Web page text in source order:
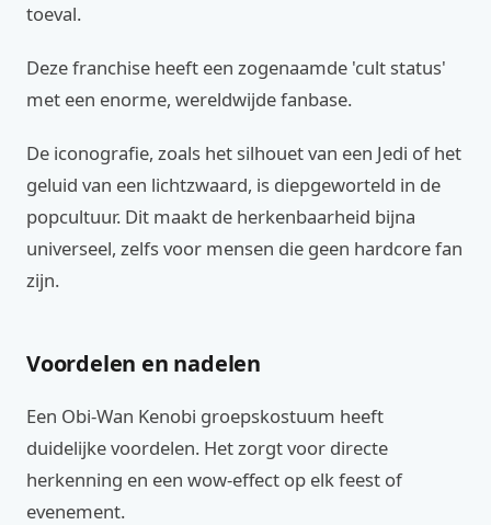
toeval.
Deze franchise heeft een zogenaamde 'cult status'
met een enorme, wereldwijde fanbase.
De iconografie, zoals het silhouet van een Jedi of het
geluid van een lichtzwaard, is diepgeworteld in de
popcultuur. Dit maakt de herkenbaarheid bijna
universeel, zelfs voor mensen die geen hardcore fan
zijn.
Voordelen en nadelen
Een Obi-Wan Kenobi groepskostuum heeft
duidelijke voordelen. Het zorgt voor directe
herkenning en een wow-effect op elk feest of
evenement.